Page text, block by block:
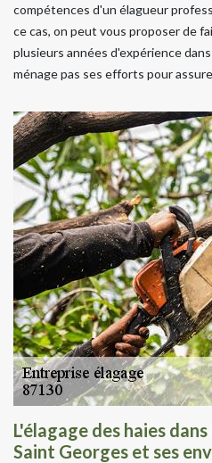
compétences d'un élagueur
ce cas, on peut vous proposer de
plusieurs années d'expérience
ménage pas ses efforts pour
L'élagage des haies
Saint Georges et ses